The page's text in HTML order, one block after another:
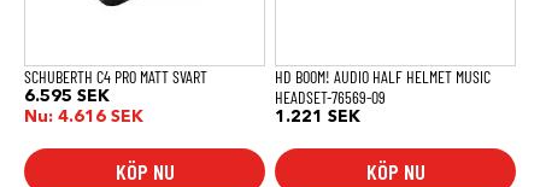
SCHUBERTH C4 PRO MATT SVART
6.595 SEK
Nu: 4.616 SEK
KÖP NU
produktsidan
HD BOOM! AUDIO HALF HELMET MUSIC
HEADSET-76569-09
1.221 SEK
KÖP NU